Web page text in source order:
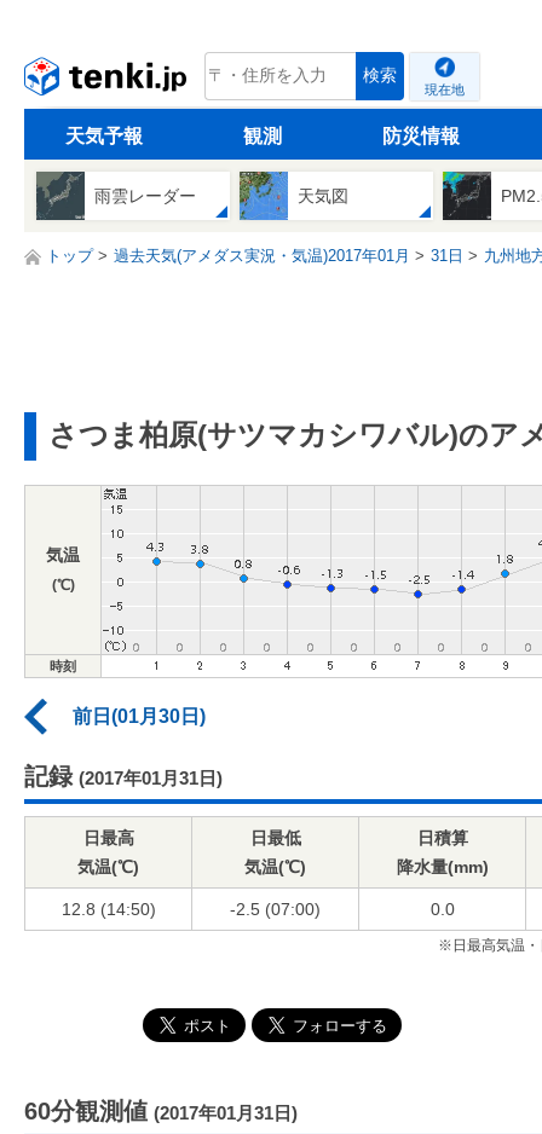
tenki.jp 検索
現在地
天気予報 観測 防災情報
雨雲レーダー 天気図
トップ 過去天気(アメダス実況・気温)2017年01月 31日 九州地
さつま柏原(サツマカシワバル)のア
気温
(℃)
時刻
前日(01月30日)
記録 (2017年01月31日)
日最高
気温(℃)
日最低
気温(℃)
日積算
降水量(mm)
12.8 (14:50) -2.5 (07:00) 0.0
※日最高気温・
60分観測値 (2017年01月31日)